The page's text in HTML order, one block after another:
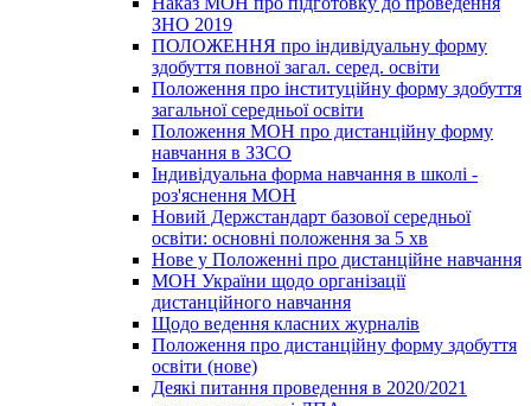
ЗНО 2019
ПОЛОЖЕННЯ про індивідуальну форму
здобуття повної загал. серед. освіти
Положення про інституційну форму здобуття
загальної середньої освіти
Положення МОН про дистанційну форму
навчання в ЗЗСО
Індивідуальна форма навчання в школі -
роз'яснення МОН
Новий Держстандарт базової середньої
освіти: основні положення за 5 хв
Нове у Положенні про дистанційне навчання
МОН України щодо організації
дистанційного навчання
Щодо ведення класних журналів
Положення про дистанційну форму здобуття
освіти (нове)
Деякі питання проведення в 2020/2021